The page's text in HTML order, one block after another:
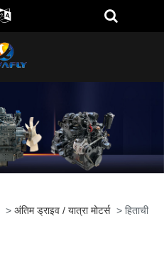
> अंतिम ड्राइव / यात्रा मोटर्स > हिताची